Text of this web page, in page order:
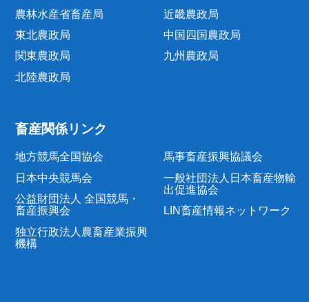
農林水産省畜産局
東北農政局
関東農政局
北陸農政局
近畿農政局
中国四国農政局
九州農政局
畜産関係リンク
地方競馬全国協会
日本中央競馬会
公益財団法人 全国競馬・
畜産振興会
独立行政法人農畜産業振興
機構
馬事畜産振興協議会
一般社団法人日本畜産物輸
出促進協会
LIN畜産情報ネットワーク